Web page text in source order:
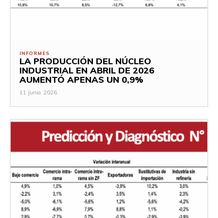
INFORMES
LA PRODUCCIÓN DEL NÚCLEO
INDUSTRIAL EN ABRIL DE 2026
AUMENTÓ APENAS UN 0,9%
11 Junio, 2026